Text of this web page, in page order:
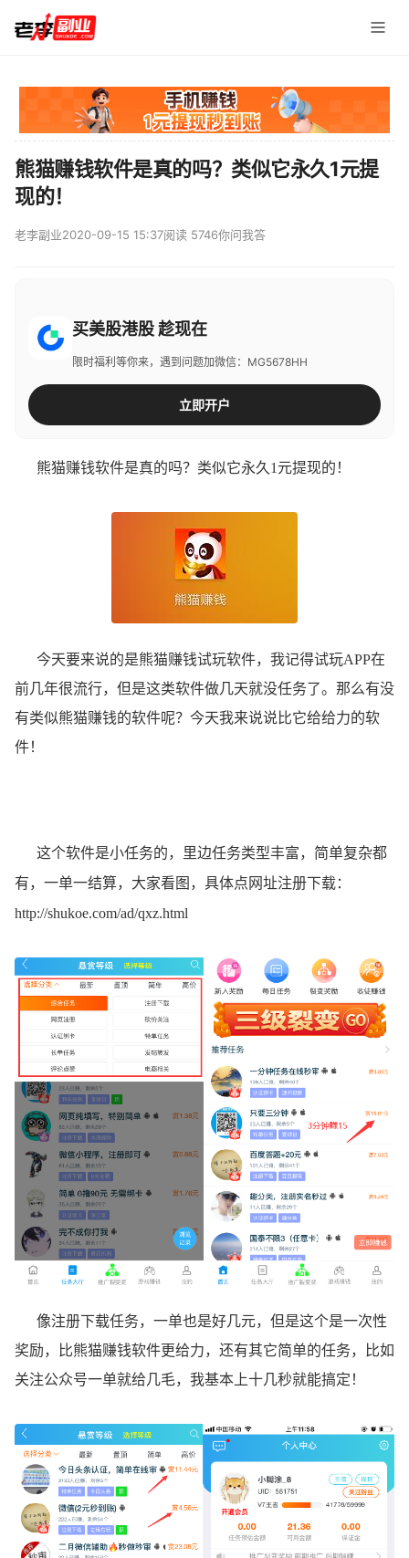
熊猫赚钱软件是真的吗？类似它永久1元提
现的！
老李副业2020-09-15 15:37阅读 5746你问我答
买美股港股 趁现在
限时福利等你来，遇到问题加微信：MG5678HH
立即开户
熊猫赚钱软件是真的吗？类似它永久1元提现的！
今天要来说的是熊猫赚钱试玩软件，我记得试玩APP在
前几年很流行，但是这类软件做几天就没任务了。那么有没
有类似熊猫赚钱的软件呢？今天我来说说比它给给力的软
件！
这个软件是小任务的，里边任务类型丰富，简单复杂都
有，一单一结算，大家看图，具体点网址注册下载：
http://shukoe.com/ad/qxz.html
像注册下载任务，一单也是好几元，但是这个是一次性
奖励，比熊猫赚钱软件更给力，还有其它简单的任务，比如
关注公众号一单就给几毛，我基本上十几秒就能搞定！